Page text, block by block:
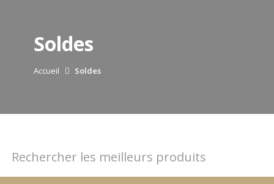
Soldes
Accueil Soldes